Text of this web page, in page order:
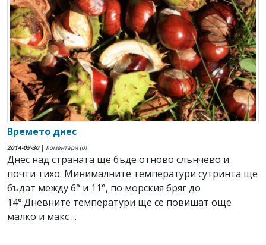
Времето днес
2014-09-30| Коментари (0)
Днес над страната ще бъде отново слънчево и
почти тихо. Минималните температури сутринта ще
бъдат между 6° и 11°, по морския бряг до
14°.Дневните температури ще се повишат още
малко и макс ...